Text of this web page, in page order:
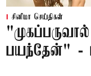
சினிமா செய்திகள்
பயந்தேன்" -